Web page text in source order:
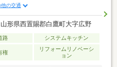
他の交通
山形県西置賜郡白鷹町大字広野
路 システムキッチン
権
リフォームリノベーシ
ョン